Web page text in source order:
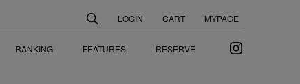
LOGIN CART MYPAGE
RANKING FEATURES RESERVE